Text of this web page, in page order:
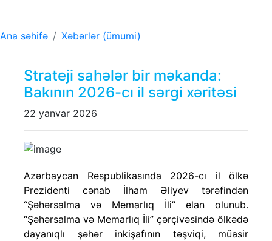
Ana səhifə Xəbərlər (ümumi)
Strateji sahələr bir məkanda:
Bakının 2026-cı il sərgi xəritəsi
22 yanvar 2026
PreviousNext
Azərbaycan Respublikasında 2026-cı il ölkə
Prezidenti cənab İlham Əliyev tərəfindən
“Şəhərsalma və Memarlıq İli” elan olunub.
“Şəhərsalma və Memarlıq İli” çərçivəsində ölkədə
dayanıqlı şəhər inkişafının təşviqi, müasir